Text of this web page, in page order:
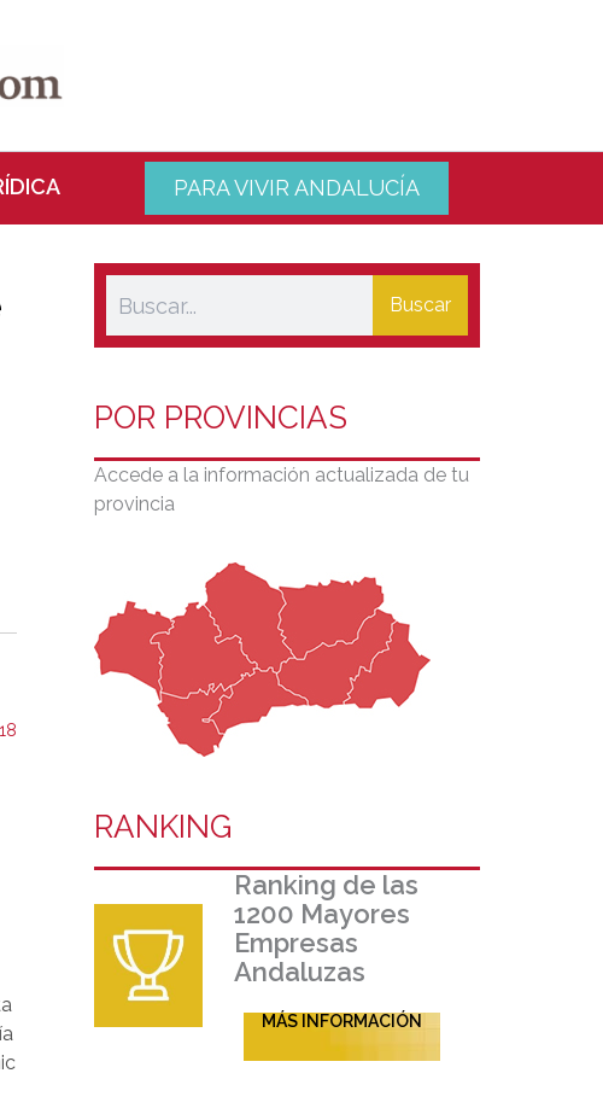
PARA VIVIR ANDALUCÍA
Buscar
POR PROVINCIAS
Accede a la información actualizada de tu
provincia
RANKING
Ranking de las
1200 Mayores
Empresas
Andaluzas
MÁS INFORMACIÓN